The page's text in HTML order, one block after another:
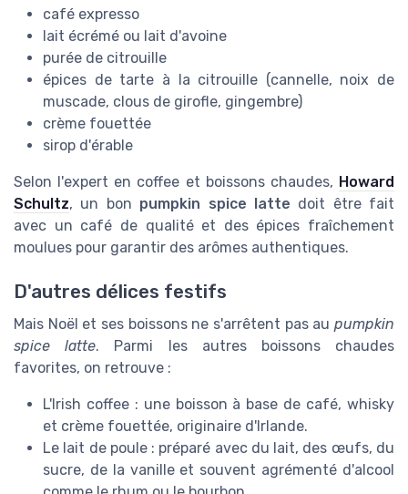
café expresso
lait écrémé ou lait d'avoine
purée de citrouille
épices de tarte à la citrouille (cannelle, noix de
muscade, clous de girofle, gingembre)
crème fouettée
sirop d'érable
Selon l'expert en coffee et boissons chaudes, Howard
Schultz, un bon pumpkin spice latte doit être fait
avec un café de qualité et des épices fraîchement
moulues pour garantir des arômes authentiques.
D'autres délices festifs
Mais Noël et ses boissons ne s'arrêtent pas au pumpkin
spice latte. Parmi les autres boissons chaudes
favorites, on retrouve :
L'Irish coffee : une boisson à base de café, whisky
et crème fouettée, originaire d'Irlande.
Le lait de poule : préparé avec du lait, des œufs, du
sucre, de la vanille et souvent agrémenté d'alcool